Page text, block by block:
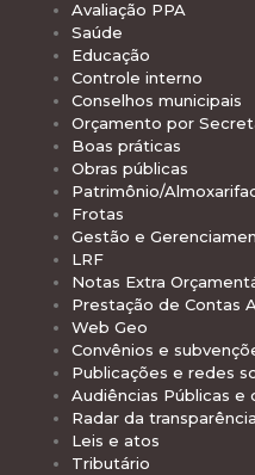
Avaliação PPA
Saúde
Educação
Controle interno
Conselhos municipais
Orçamento por
Boas práticas
Obras públicas
Patrimônio/
Frotas
Gestão e
LRF
Notas Extra
Prestação de Contas
Web Geo
Convênios e
Publicações e redes
Audiências Públicas e
Radar da transparência
Leis e atos
Tributário